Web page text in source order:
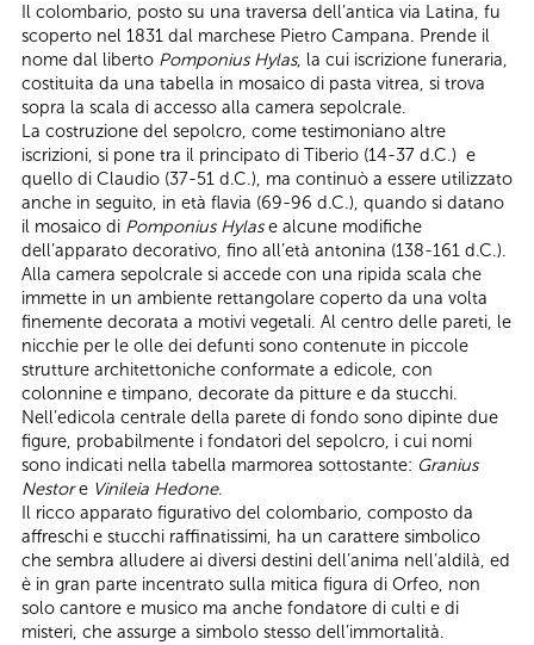
Il colombario, posto su una traversa dell’antica via Latina, fu
scoperto nel 1831 dal marchese Pietro Campana. Prende il
nome dal liberto Pomponius Hylas, la cui iscrizione funeraria,
costituita da una tabella in mosaico di pasta vitrea, si trova
sopra la scala di accesso alla camera sepolcrale.
La costruzione del sepolcro, come testimoniano altre
iscrizioni, si pone tra il principato di Tiberio (14-37 d.C.) e
quello di Claudio (37-51 d.C.), ma continuò a essere utilizzato
anche in seguito, in età flavia (69-96 d.C.), quando si datano
il mosaico di Pomponius Hylase alcune modifiche
dell’apparato decorativo, fino all’età antonina (138-161 d.C.).
Alla camera sepolcrale si accede con una ripida scala che
immette in un ambiente rettangolare coperto da una volta
finemente decorata a motivi vegetali. Al centro delle pareti, le
nicchie per le olle dei defunti sono contenute in piccole
strutture architettoniche conformate a edicole, con
colonnine e timpano, decorate da pitture e da stucchi.
Nell’edicola centrale della parete di fondo sono dipinte due
figure, probabilmente i fondatori del sepolcro, i cui nomi
sono indicati nella tabella marmorea sottostante: Granius
Nestore Vinileia Hedone.
Il ricco apparato figurativo del colombario, composto da
affreschi e stucchi raffinatissimi, ha un carattere simbolico
che sembra alludere ai diversi destini dell’anima nell’aldilà, ed
è in gran parte incentrato sulla mitica figura di Orfeo, non
solo cantore e musico ma anche fondatore di culti e di
misteri, che assurge a simbolo stesso dell’immortalità.